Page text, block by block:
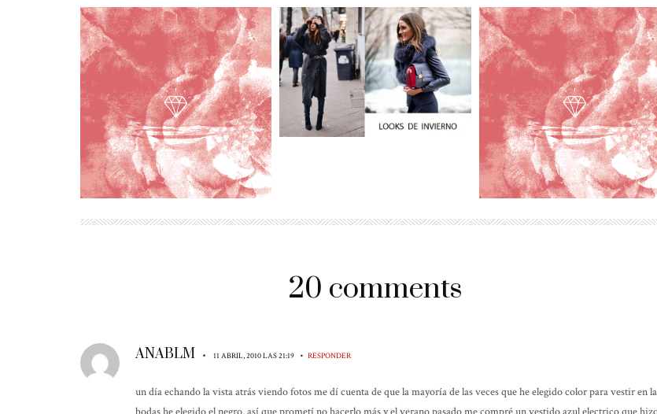
20 comments
ANABLM • 11 ABRIL, 2010 LAS 21:19 • RESPONDER
un día echando la vista atrás viendo fotos me dí cuenta de que la mayoría de las veces que he elegido color para vestir en